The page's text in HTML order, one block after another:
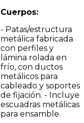
Cuerpos:
- Patas/estructura
metálica fabricada
con perfiles y
lámina rolada en
frío, con ductos
metálicos para
cableado y soportes
de fijación. - Incluye
escuadras metálicas
para ensamble.